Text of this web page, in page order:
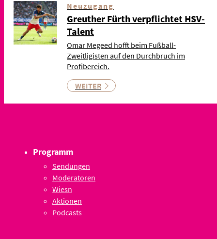
Neuzugang
Greuther Fürth verpflichtet HSV-
Talent
Omar Megeed hofft beim Fußball-
Zweitligisten auf den Durchbruch im
Profibereich.
WEITER
Programm
Sendungen
Moderatoren
Wiesn
Aktionen
Podcasts